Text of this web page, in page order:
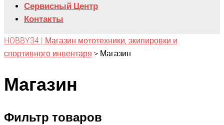
Сервисный Центр
Контакты
HOBBY34 | Магазин мототехники, экипировки и
спортивного инвентаря > Магазин
Магазин
Фильтр товаров